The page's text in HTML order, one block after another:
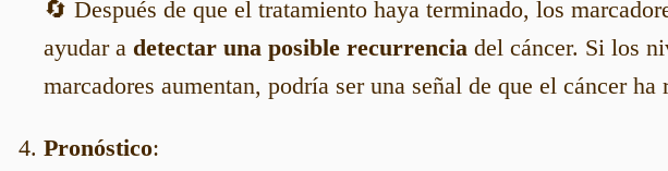
🔄 Después de que el tratamiento haya terminado, los
ayudar a detectar una posible recurrencia del cáncer. Si los
marcadores aumentan, podría ser una señal de que el cáncer ha
Pronóstico: